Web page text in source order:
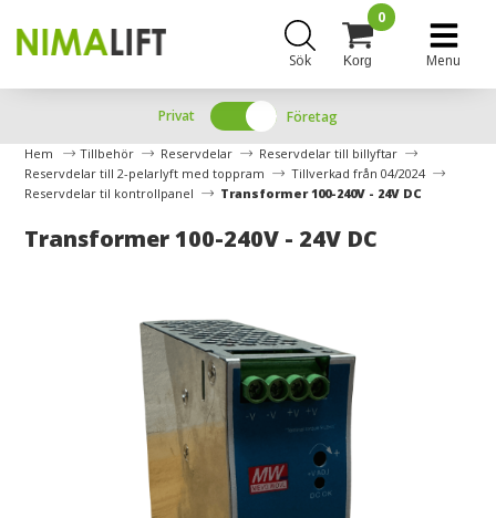
Sök Korg
0
Menu
Privat Företag
Hem Tillbehör Reservdelar
Reservdelar till billyftar
Reservdelar till 2-pelarlyft med toppram
Tillverkad från 04/2024
Reservdelar til kontrollpanel
Transformer 100-240V - 24V DC
Transformer 100-240V - 24V DC